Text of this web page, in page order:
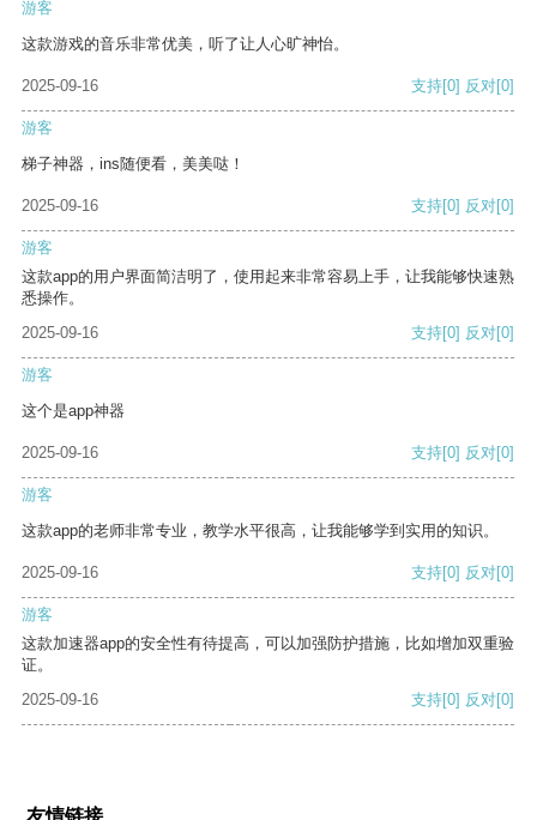
游客
这款游戏的音乐非常优美，听了让人心旷神怡。
2025-09-16 支持[0] 反对[0]
游客
梯子神器，ins随便看，美美哒！
2025-09-16 支持[0] 反对[0]
游客
这款app的用户界面简洁明了，使用起来非常容易上手，让我能够快速熟
悉操作。
2025-09-16
支持[0] 反对[0]
游客
这个是app神器
2025-09-16 支持[0] 反对[0]
游客
这款app的老师非常专业，教学水平很高，让我能够学到实用的知识。
2025-09-16 支持[0] 反对[0]
游客
这款加速器app的安全性有待提高，可以加强防护措施，比如增加双重验
证。
2025-09-16
支持[0] 反对[0]